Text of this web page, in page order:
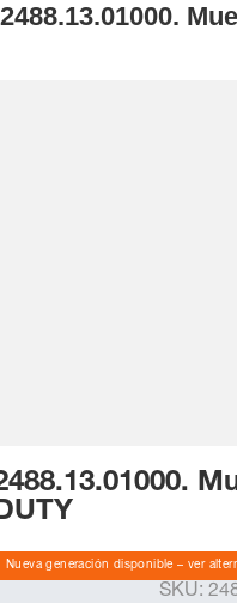
2488.13.01000.
Nueva generación disponible – ver
SKU: